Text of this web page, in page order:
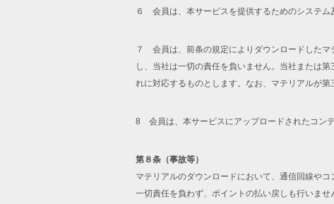
６ 会員は、本サービスを提供するためのシステム
７ 会員は、前条の規定によりダウンロードしたマ
し、当社は一切の責任を負いません。当社または
れに対応するものとします。なお、マテリアルが
8 会員は、本サービスにアップロードされたコン
第８条（事故等）
マテリアルのダウンロードにおいて、通信回線や
一切責任を負わず、ポイントの払い戻しも行いませ